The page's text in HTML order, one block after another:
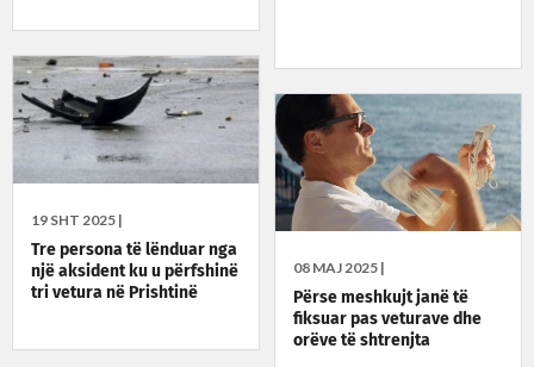
19 SHT 2025 |
Tre persona të lënduar nga
një aksident ku u përfshinë
tri vetura në Prishtinë
08 MAJ 2025 |
Përse meshkujt janë të
fiksuar pas veturave dhe
orëve të shtrenjta